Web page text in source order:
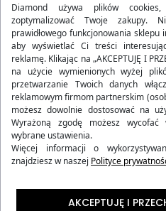
WALIZKA ŚREDNIA TWARDA Z
ABS-U CZARNA
119,90 zł
Wcześniej233,90 zł -49%
4.94
(160)
Diamond używa plików
zoptymalizować Twoje zakupy.
prawidłowego funkcjonowania sklepu
aby wyświetlać Ci treści
reklamę. Klikając na „AKCEPTUJĘ I
na użycie wymienionych wyżej
przetwarzanie Twoich danych
reklamowym firmom partnerskim
możesz dowolnie dostosować na
Wyrażoną zgodę możesz
wybrane ustawienia.
Więcej informacji o
znajdziesz w naszej Polityce
AKCEPTUJĘ I